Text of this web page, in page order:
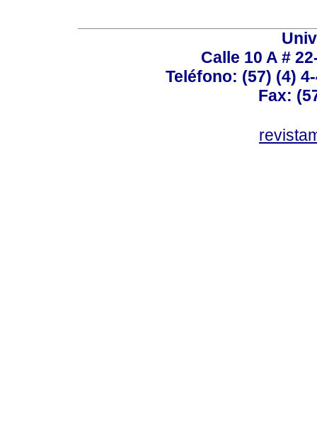
Calle 10 A #
Teléfono: (57) (4)
Fax: